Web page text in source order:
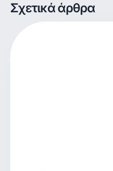
Σχετικά άρθρα